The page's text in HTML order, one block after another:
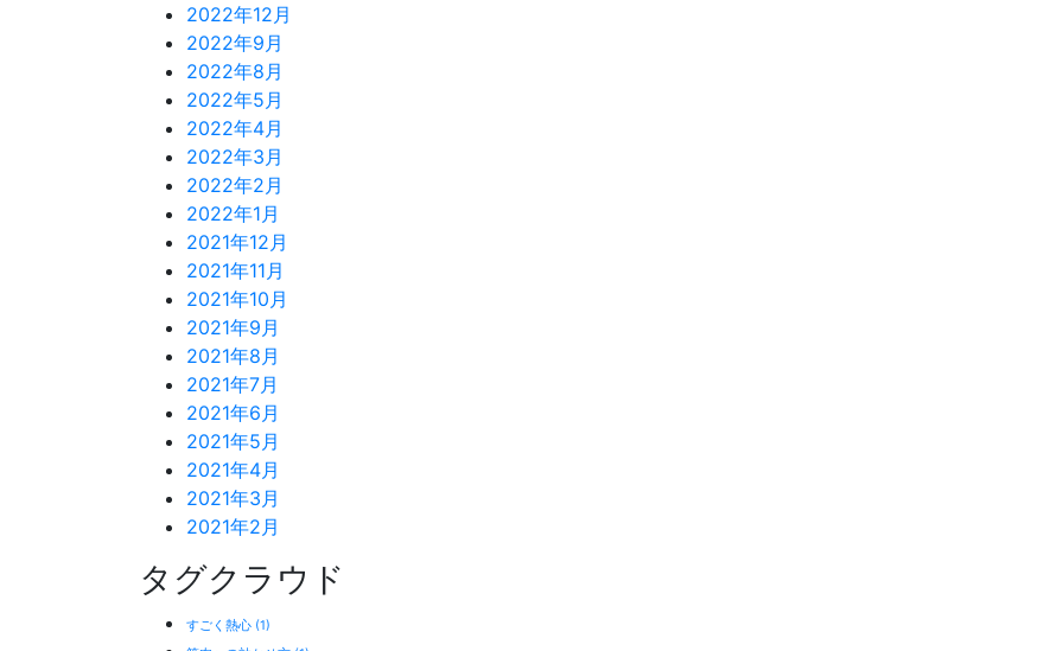
2022年12月
2022年9月
2022年8月
2022年5月
2022年4月
2022年3月
2022年2月
2022年1月
2021年12月
2021年11月
2021年10月
2021年9月
2021年8月
2021年7月
2021年6月
2021年5月
2021年4月
2021年3月
2021年2月
タグクラウド
すごく熱心 (1)